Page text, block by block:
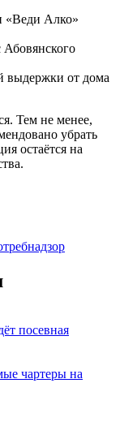
«Веди Алко»
Абовянского
выдержки от дома
Тем не менее,
убрать
остаётся на
посевная
чартеры на